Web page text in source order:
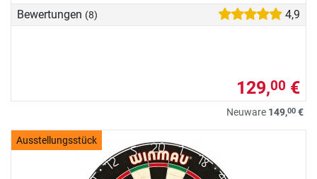
Bewertungen (8) 4,9
129,00 €
Neuware 149,00 €
Ausstellungsstück